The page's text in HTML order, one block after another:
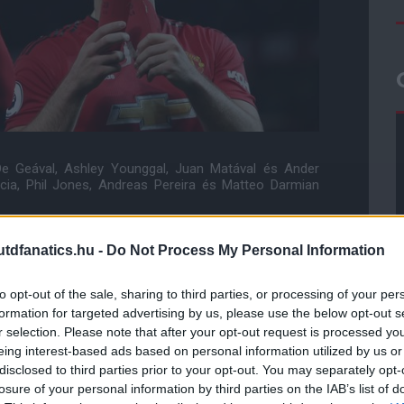
- Do Not Process My Personal Information
opt-out of the sale, sharing to third parties, or processing of your
for targeted advertising by us, please use the below opt-out
selection. Please note that after your opt-out request is processed
interest-based ads based on personal information utilized by us
to third parties prior to your opt-out. You may separately
of your personal information by third parties on the IAB’s list of
Ashley Younggal, Juan Matával és Ander
Phil Jones, Andreas Pereira és Matteo Darmian
alkalommal játszott Mourinho csapatában az idei
on is!
és iOS-re